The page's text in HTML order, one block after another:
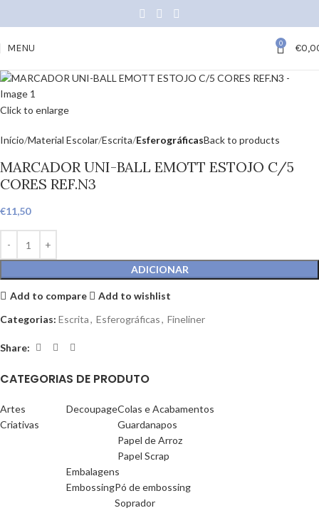
MENU 0 €
Click to enlarge
Início Material Escolar Escrita EsferográficasBack to products
MARCADOR UNI-BALL EMOTT ESTOJO C/5
CORES REF.N3
€11,50
ADICIONAR
Add to compare
Add to wishlist
Categorias: Escrita, Esferográficas, Fineliner
Share:
CATEGORIAS DE PRODUTO
Artes
Criativas
DecoupageColas e Acabamentos
Guardanapos
Papel de Arroz
Papel Scrap
Embalagens
EmbossingPó de embossing
Soprador